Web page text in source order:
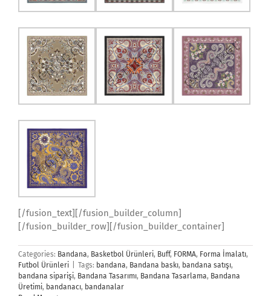
[/fusion_text][/fusion_builder_column]
[/fusion_builder_row][/fusion_builder_container]
Categories: Bandana, Basketbol Ürünleri, Buff, FORMA, Forma İmalatı,
Futbol Ürünleri
Tags: bandana, Bandana baskı, bandana satışı,
bandana siparişi, Bandana Tasarımı, Bandana Tasarlama, Bandana
Üretimi, bandanacı, bandanalar